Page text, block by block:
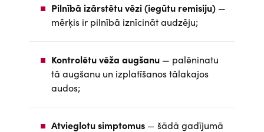
Pilnībā izārstētu vēzi (iegūtu remisiju) —
mērķis ir pilnībā iznīcināt audzēju;
Kontrolētu vēža augšanu — palēninatu
tā augšanu un izplatīšanos tālakajos
audos;
Atvieglotu simptomus — šādā gadījumā